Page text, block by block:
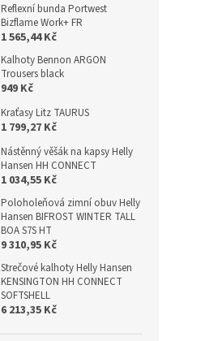
Reflexní bunda Portwest
Bizflame Work+ FR
1 565,44 Kč
Kalhoty Bennon ARGON
Trousers black
949 Kč
Kraťasy Litz TAURUS
1 799,27 Kč
Nástěnný věšák na kapsy Helly
Hansen HH CONNECT
1 034,55 Kč
Poloholeňová zimní obuv Helly
Hansen BIFROST WINTER TALL
BOA S7S HT
9 310,95 Kč
Strečové kalhoty Helly Hansen
KENSINGTON HH CONNECT
SOFTSHELL
6 213,35 Kč